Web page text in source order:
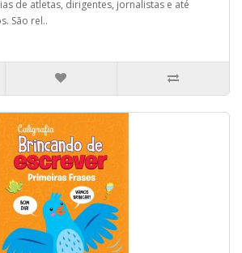
de atletas, dirigentes, jornalistas e até
São rel..